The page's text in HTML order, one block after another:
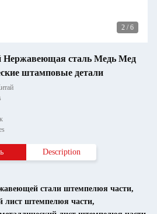
2 / 6
Нержавеющая сталь Медь Мед
штамповые детали
Description
стали штемпелюя части,
лист штемпелюя части,